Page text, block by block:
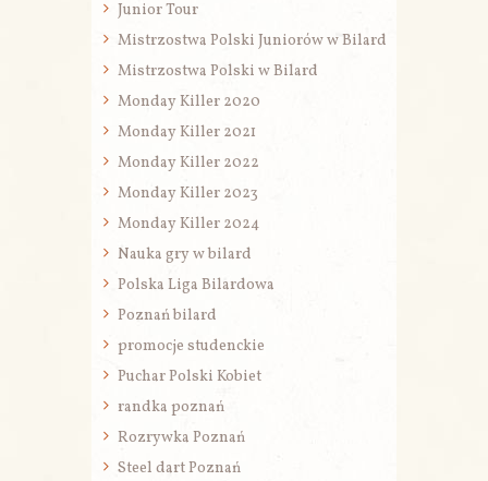
Junior Tour
Mistrzostwa Polski Juniorów w Bilard
Mistrzostwa Polski w Bilard
Monday Killer 2020
Monday Killer 2021
Monday Killer 2022
Monday Killer 2023
Monday Killer 2024
Nauka gry w bilard
Polska Liga Bilardowa
Poznań bilard
promocje studenckie
Puchar Polski Kobiet
randka poznań
Rozrywka Poznań
Steel dart Poznań